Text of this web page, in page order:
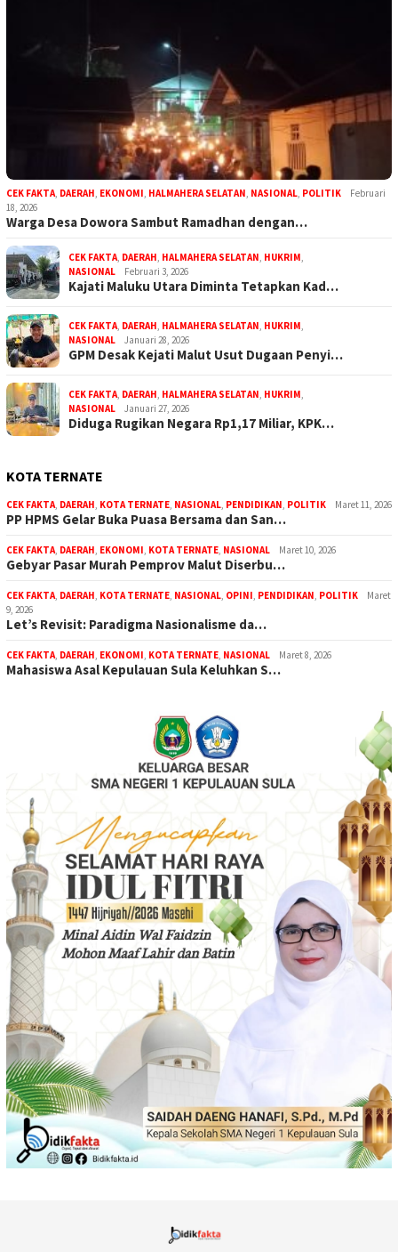
CEK FAKTA, DAERAH, EKONOMI, HALMAHERA SELATAN, NASIONAL, POLITIK
Februari
18, 2026
Warga Desa Dowora Sambut Ramadhan dengan…
CEK FAKTA, DAERAH, HALMAHERA SELATAN, HUKRIM,
NASIONAL
Februari 3, 2026
Kajati Maluku Utara Diminta Tetapkan Kad…
CEK FAKTA, DAERAH, HALMAHERA SELATAN, HUKRIM,
NASIONAL
Januari 28, 2026
GPM Desak Kejati Malut Usut Dugaan Penyi…
CEK FAKTA, DAERAH, HALMAHERA SELATAN, HUKRIM,
NASIONAL
Januari 27, 2026
Diduga Rugikan Negara Rp1,17 Miliar, KPK…
KOTA TERNATE
CEK FAKTA, DAERAH, KOTA TERNATE, NASIONAL, PENDIDIKAN, POLITIK Maret 11, 2026
PP HPMS Gelar Buka Puasa Bersama dan San…
CEK FAKTA, DAERAH, EKONOMI, KOTA TERNATE, NASIONAL Maret 10, 2026
Gebyar Pasar Murah Pemprov Malut Diserbu…
CEK FAKTA, DAERAH, KOTA TERNATE, NASIONAL, OPINI, PENDIDIKAN, POLITIK
Maret
9, 2026
Let’s Revisit: Paradigma Nasionalisme da…
CEK FAKTA, DAERAH, EKONOMI, KOTA TERNATE, NASIONAL Maret 8, 2026
Mahasiswa Asal Kepulauan Sula Keluhkan S…